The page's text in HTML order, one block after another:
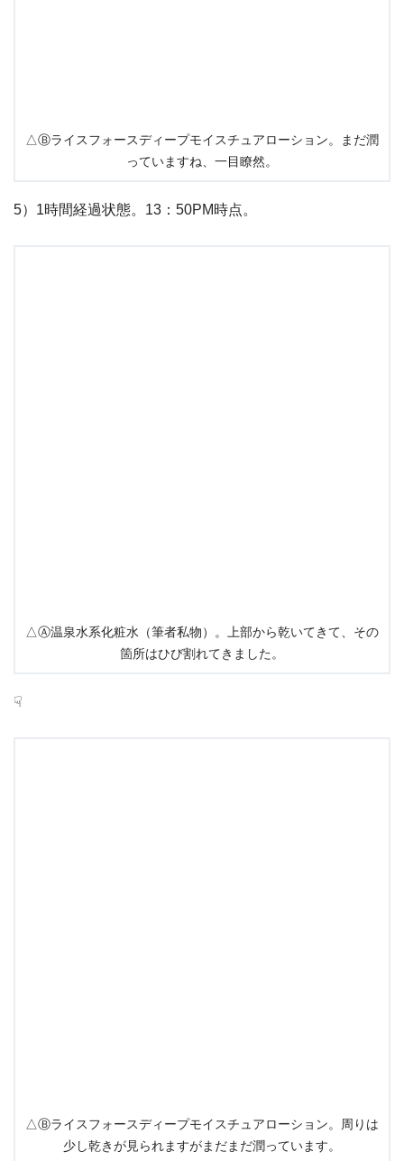
△Ⓑライスフォースディープモイスチュアローション。まだ潤
っていますね、一目瞭然。
5）1時間経過状態。13：50PM時点。
△Ⓐ温泉水系化粧水（筆者私物）。上部から乾いてきて、その
箇所はひび割れてきました。
☟
△Ⓑライスフォースディープモイスチュアローション。周りは
少し乾きが見られますがまだまだ潤っています。